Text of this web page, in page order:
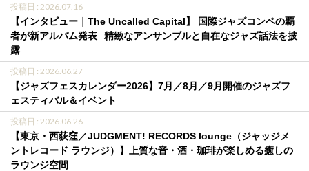
投稿日 : 2026.07.16
【インタビュー｜The Uncalled Capital】 国際ジャズコンペの覇
者が新アルバム発表─精緻なアンサンブルと自在なジャズ話法を披
露
投稿日 : 2026.06.27
【ジャズフェスカレンダー2026】7月／8月／9月開催のジャズフ
ェスティバル＆イベント
投稿日 : 2026.06.26
【東京・西荻窪／JUDGMENT! RECORDS lounge（ジャッジメ
ントレコード ラウンジ）】上質な音・酒・珈琲が楽しめる癒しの
ラウンジ空間